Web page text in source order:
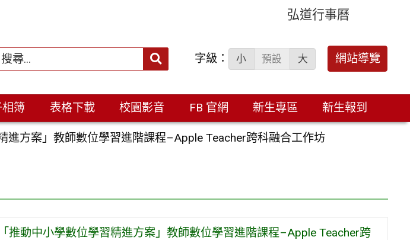
弘道行事曆
搜
字級： 小 預設 大 網站導覽
簿 表格下載 校園影音 FB 官網 新生專區 新生報到
進方案」教師數位學習進階課程–Apple Teacher跨科融合工作坊
推動中小學數位學習精進方案」教師數位學習進階課程–Apple Teacher跨